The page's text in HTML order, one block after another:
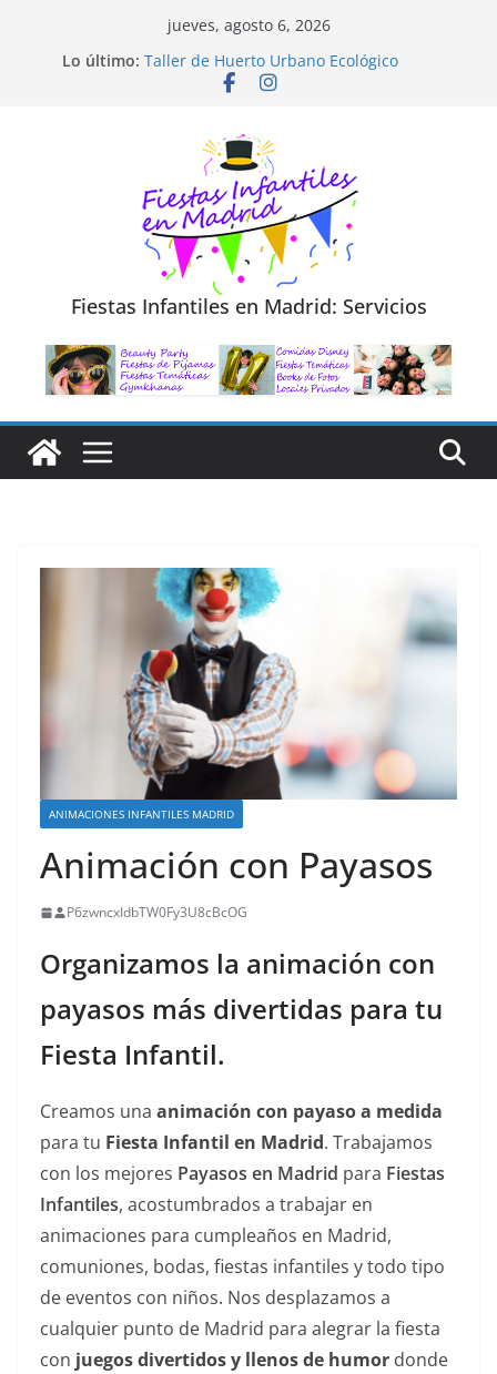
jueves, agosto 6, 2026
Lo último:
Diseño de Moda y Reciclaje de Prendas
Taller de Huerto Urbano Ecológico
TALLER FOTOGRAFÍA LA NATURALEZA
Trivial Virtual para niños
Fiestas Infantiles en Madrid: Servicios
ANIMACIONES INFANTILES MADRID
Animación con Payasos
P6zwncxIdbTW0Fy3U8cBcOG
Organizamos la animación con
payasos más divertidas para tu
Fiesta Infantil.
Creamos una animación con payaso a medida
para tu Fiesta Infantil en Madrid. Trabajamos
con los mejores Payasos en Madrid para Fiestas
Infantiles, acostumbrados a trabajar en
animaciones para cumpleaños en Madrid,
comuniones, bodas, fiestas infantiles y todo tipo
de eventos con niños. Nos desplazamos a
cualquier punto de Madrid para alegrar la fiesta
con juegos divertidos y llenos de humor donde